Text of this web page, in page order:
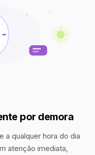
por demora
a qualquer hora do dia
atenção imediata,